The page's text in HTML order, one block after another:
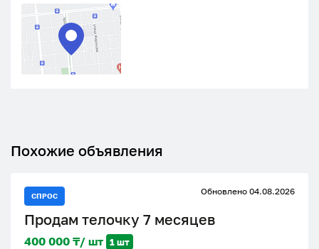
Похожие объявления
СПРОС Обновлено 04.08.2026
Продам телочку 7 месяцев
400 000 ₸/ шт 1 шт